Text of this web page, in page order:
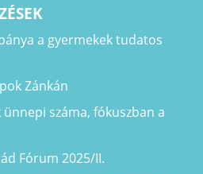
a gyermekek tudatos
Zánkán
ünnepi száma, fókuszban a
Fórum 2025/II.